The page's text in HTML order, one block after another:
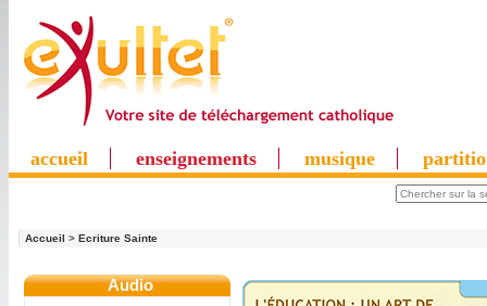
accueil enseignements musique
Accueil > Ecriture Sainte
Audio